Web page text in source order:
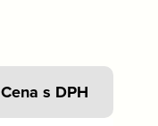
Cena s DPH